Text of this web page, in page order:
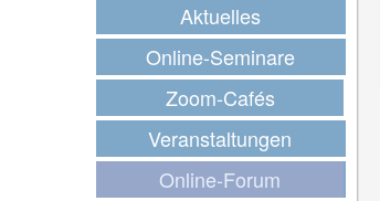
Aktuelles
Online-Seminare
Zoom-Cafés
Veranstaltungen
Online-Forum